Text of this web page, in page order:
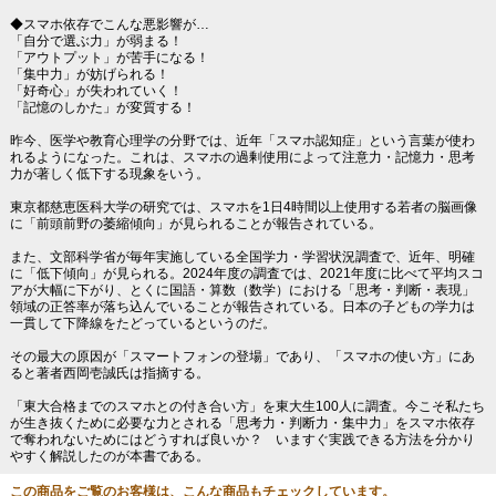
◆スマホ依存でこんな悪影響が…
「自分で選ぶ力」が弱まる！
「アウトプット」が苦手になる！
「集中力」が妨げられる！
「好奇心」が失われていく！
「記憶のしかた」が変質する！
昨今、医学や教育心理学の分野では、近年「スマホ認知症」という言葉が使わ
れるようになった。これは、スマホの過剰使用によって注意力・記憶力・思考
力が著しく低下する現象をいう。
東京都慈恵医科大学の研究では、スマホを1日4時間以上使用する若者の脳画像
に「前頭前野の萎縮傾向」が見られることが報告されている。
また、文部科学省が毎年実施している全国学力・学習状況調査で、近年、明確
に「低下傾向」が見られる。2024年度の調査では、2021年度に比べて平均スコ
アが大幅に下がり、とくに国語・算数（数学）における「思考・判断・表現」
領域の正答率が落ち込んでいることが報告されている。日本の子どもの学力は
一貫して下降線をたどっているというのだ。
その最大の原因が「スマートフォンの登場」であり、「スマホの使い方」にあ
ると著者西岡壱誠氏は指摘する。
「東大合格までのスマホとの付き合い方」を東大生100人に調査。今こそ私たち
が生き抜くために必要な力とされる「思考力・判断力・集中力」をスマホ依存
で奪われないためにはどうすれば良いか？ いますぐ実践できる方法を分かり
やすく解説したのが本書である。
この商品をご覧のお客様は、こんな商品もチェックしています。